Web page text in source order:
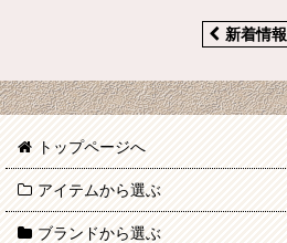
新着情報
トップページへ
アイテムから選ぶ
ブランドから選ぶ